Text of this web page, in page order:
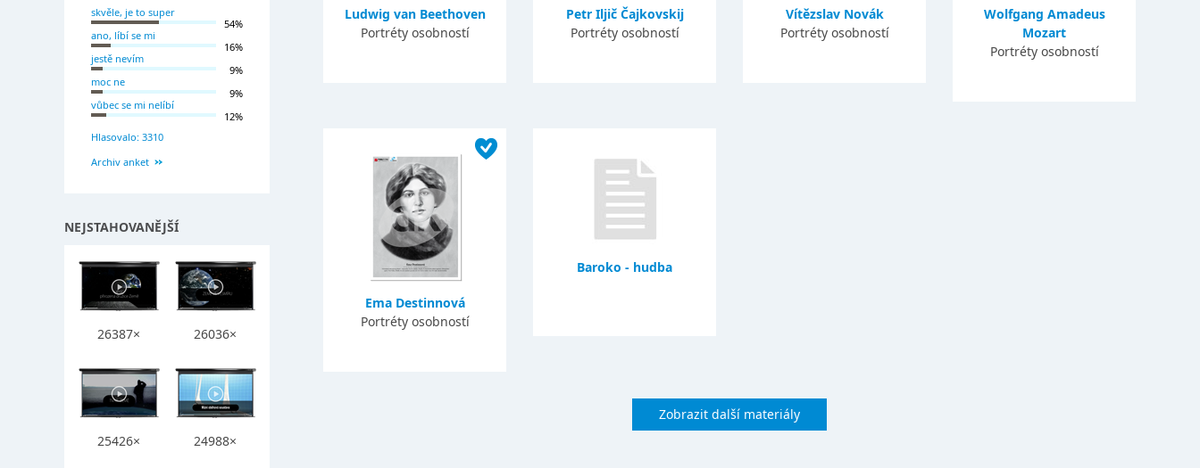
Ludwig van Beethoven
Portréty osobností
Petr Iljič Čajkovskij
Portréty osobností
Vítězslav Novák
Portréty osobností
Wolfgang Amadeus
Mozart
Portréty osobností
Ema Destinnová
Portréty osobností
Baroko - hudba
Zobrazit další materiály
skvěle, je to super
54%
ano, líbí se mi
16%
jestě nevím
9%
moc ne
9%
vůbec se mi nelíbí
12%
Hlasovalo: 3310
Archiv anket
NEJSTAHOVANĚJŠÍ
26387× 26036×
25426× 24988×